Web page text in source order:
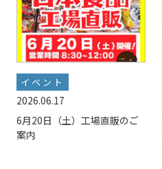
イベント
2026.06.17
6月20日（土）工場直販のご
案内